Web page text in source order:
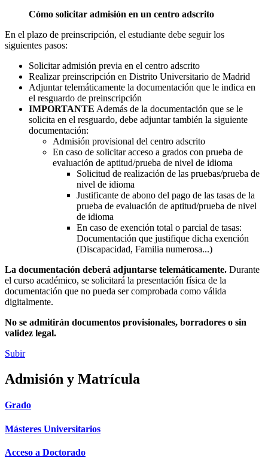
Cómo solicitar admisión en un centro adscrito
En el plazo de preinscripción, el estudiante debe seguir los
siguientes pasos:
Solicitar admisión previa en el centro adscrito
Realizar preinscripción en Distrito Universitario de Madrid
Adjuntar telemáticamente la documentación que le indica en
el resguardo de preinscripción
IMPORTANTE Además de la documentación que se le
solicita en el resguardo, debe adjuntar también la siguiente
documentación:
Admisión provisional del centro adscrito
En caso de solicitar acceso a grados con prueba de
evaluación de aptitud/prueba de nivel de idioma
Solicitud de realización de las pruebas/prueba de
nivel de idioma
Justificante de abono del pago de las tasas de la
prueba de evaluación de aptitud/prueba de nivel
de idioma
En caso de exención total o parcial de tasas:
Documentación que justifique dicha exención
(Discapacidad, Familia numerosa...)
La documentación deberá adjuntarse telemáticamente. Durante
el curso académico, se solicitará la presentación física de la
documentación que no pueda ser comprobada como válida
digitalmente.
No se admitirán documentos provisionales, borradores o sin
validez legal.
Subir
Admisión y Matrícula
Grado
Másteres Universitarios
Acceso a Doctorado